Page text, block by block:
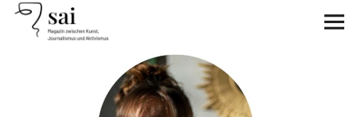
sai
Klimagerechtigkeit